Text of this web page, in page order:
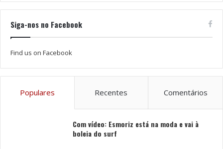
Siga-nos no Facebook
Find us on Facebook
Populares Recentes Comentários
Com vídeo: Esmoriz está na moda e vai à
boleia do surf